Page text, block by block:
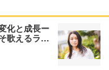
化と成長ー
歌えるラ…